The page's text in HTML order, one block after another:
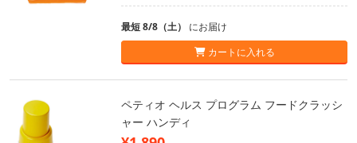
最短 8/8（土） にお届け
カートに入れる
ペティオ ヘルス プログラム フードクラッシ
ャー ハンディ